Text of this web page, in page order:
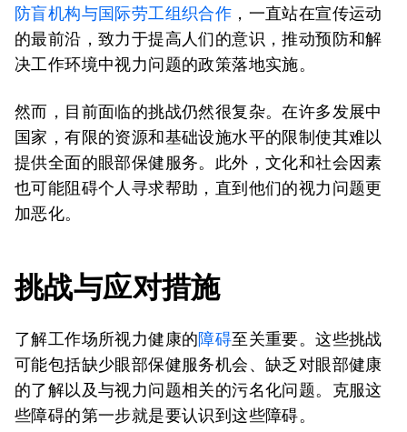
防盲机构与国际劳工组织合作 ，一直站在宣传运动
的最前沿，致力于提高人们的意识，推动预防和解
决工作环境中视力问题的政策落地实施。
然而，目前面临的挑战仍然很复杂。在许多发展中
国家，有限的资源和基础设施水平的限制使其难以
提供全面的眼部保健服务。此外，文化和社会因素
也可能阻碍个人寻求帮助，直到他们的视力问题更
加恶化。
挑战与应对措施
了解工作场所视力健康的障碍至关重要。这些挑战
可能包括缺少眼部保健服务机会、缺乏对眼部健康
的了解以及与视力问题相关的污名化问题。克服这
些障碍的第一步就是要认识到这些障碍。